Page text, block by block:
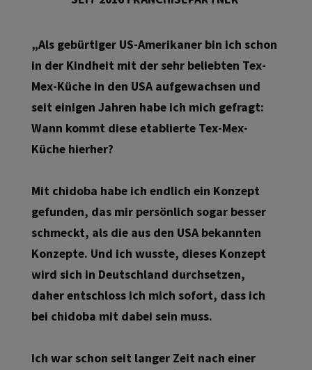
„Als gebürtiger US-Amerikaner bin ich schon
in der Kindheit mit der sehr beliebten Tex-
Mex-Küche in den USA aufgewachsen und
seit einigen Jahren habe ich mich gefragt:
Wann kommt diese etablierte Tex-Mex-
Küche hierher?
Mit chidoba habe ich endlich ein Konzept
gefunden, das mir persönlich sogar besser
schmeckt, als die aus den USA bekannten
Konzepte. Und ich wusste, dieses Konzept
wird sich in Deutschland durchsetzen,
daher entschloss ich mich sofort, dass ich
bei chidoba mit dabei sein muss.
Ich war schon seit langer Zeit nach einer